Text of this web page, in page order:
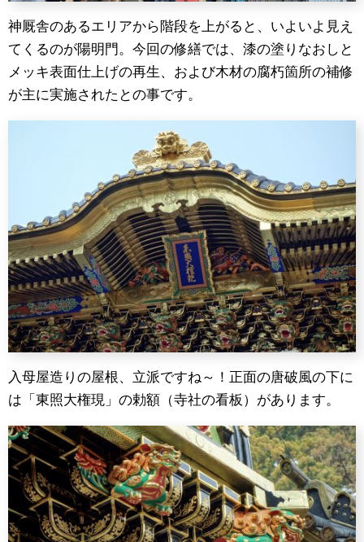
神厩舎のあるエリアから階段を上がると、いよいよ見え
てくるのが陽明門。今回の修繕では、漆の塗りなおしと
メッキ表面仕上げの再生、および木材の腐朽箇所の補修
が主に実施されたとの事です。
入母屋造りの屋根、立派ですね～！正面の唐破風の下に
は「東照大権現」の勅額（寺社の看板）があります。